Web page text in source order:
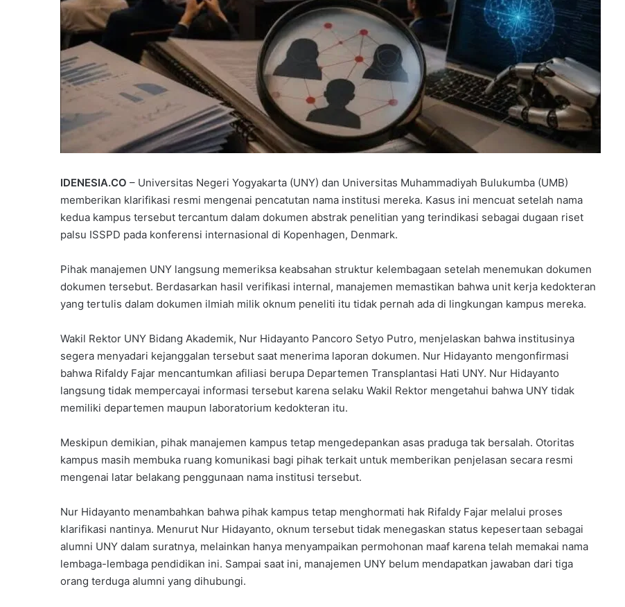
IDENESIA.CO – Universitas Negeri Yogyakarta (UNY) dan Universitas Muhammadiyah Bulukumba (UMB)
memberikan klarifikasi resmi mengenai pencatutan nama institusi mereka. Kasus ini mencuat setelah nama
kedua kampus tersebut tercantum dalam dokumen abstrak penelitian yang terindikasi sebagai dugaan riset
palsu ISSPD pada konferensi internasional di Kopenhagen, Denmark.
Pihak manajemen UNY langsung memeriksa keabsahan struktur kelembagaan setelah menemukan dokumen
dokumen tersebut. Berdasarkan hasil verifikasi internal, manajemen memastikan bahwa unit kerja kedokteran
yang tertulis dalam dokumen ilmiah milik oknum peneliti itu tidak pernah ada di lingkungan kampus mereka.
Wakil Rektor UNY Bidang Akademik, Nur Hidayanto Pancoro Setyo Putro, menjelaskan bahwa institusinya
segera menyadari kejanggalan tersebut saat menerima laporan dokumen. Nur Hidayanto mengonfirmasi
bahwa Rifaldy Fajar mencantumkan afiliasi berupa Departemen Transplantasi Hati UNY. Nur Hidayanto
langsung tidak mempercayai informasi tersebut karena selaku Wakil Rektor mengetahui bahwa UNY tidak
memiliki departemen maupun laboratorium kedokteran itu.
Meskipun demikian, pihak manajemen kampus tetap mengedepankan asas praduga tak bersalah. Otoritas
kampus masih membuka ruang komunikasi bagi pihak terkait untuk memberikan penjelasan secara resmi
mengenai latar belakang penggunaan nama institusi tersebut.
Nur Hidayanto menambahkan bahwa pihak kampus tetap menghormati hak Rifaldy Fajar melalui proses
klarifikasi nantinya. Menurut Nur Hidayanto, oknum tersebut tidak menegaskan status kepesertaan sebagai
alumni UNY dalam suratnya, melainkan hanya menyampaikan permohonan maaf karena telah memakai nama
lembaga-lembaga pendidikan ini. Sampai saat ini, manajemen UNY belum mendapatkan jawaban dari tiga
orang terduga alumni yang dihubungi.